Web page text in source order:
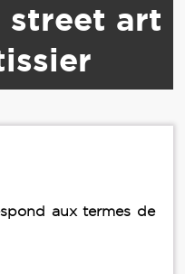
street art
aux termes de